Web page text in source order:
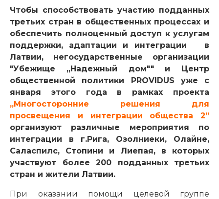
Чтобы способствовать участию подданных
третьих стран в общественных процессах и
обеспечить полноценный доступ к услугам
поддержки, адаптации и интеграции в
Латвии, негосударственные организации
"Убежище „Надежный дом"" и Центр
общественной политики PROVIDUS уже с
января этого года в рамках проекта
„Многосторонние решения для
просвещения и интеграции общества 2”
организуют различные мероприятия по
интеграции в г.Рига, Озолниеки, Олайне,
Саласпилс, Стопини и Лиепая, в которых
участвуют более 200 подданных третьих
стран и жители Латвии.
При оказании помощи целевой группе